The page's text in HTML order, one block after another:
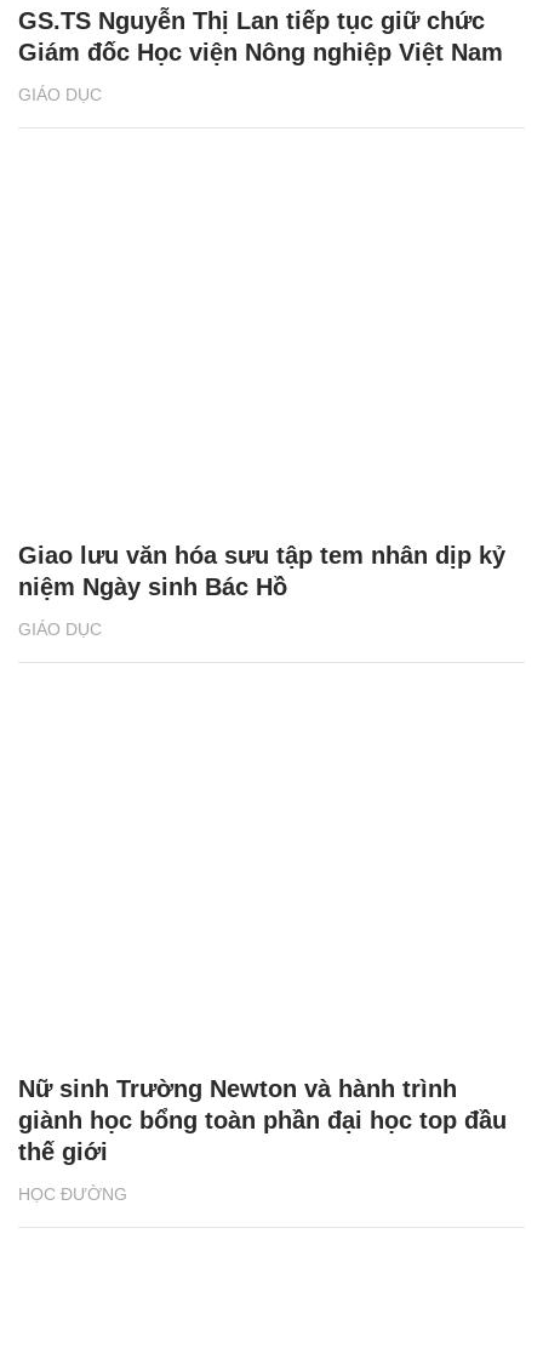
GIÁO DỤC
GS.TS Nguyễn Thị Lan tiếp tục giữ chức
Giám đốc Học viện Nông nghiệp Việt Nam
GIÁO DỤC
Giao lưu văn hóa sưu tập tem nhân dịp kỷ
niệm Ngày sinh Bác Hồ
HỌC ĐƯỜNG
Nữ sinh Trường Newton và hành trình
giành học bổng toàn phần đại học top đầu
thế giới